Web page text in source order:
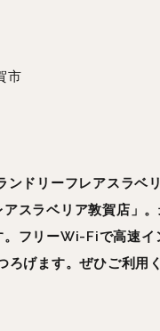
市
ンドリーフレアスラベ
スラベリア敦賀店」
フリーWi-Fiで高速イ
げます。ぜひご利用く